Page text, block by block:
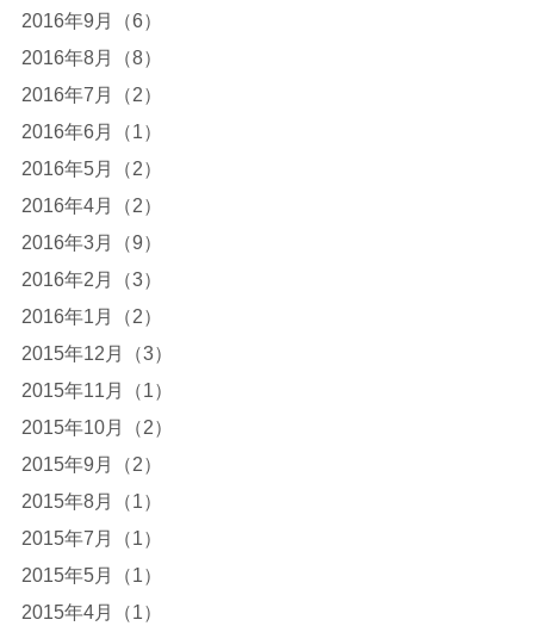
2016年9月（6）
2016年8月（8）
2016年7月（2）
2016年6月（1）
2016年5月（2）
2016年4月（2）
2016年3月（9）
2016年2月（3）
2016年1月（2）
2015年12月（3）
2015年11月（1）
2015年10月（2）
2015年9月（2）
2015年8月（1）
2015年7月（1）
2015年5月（1）
2015年4月（1）